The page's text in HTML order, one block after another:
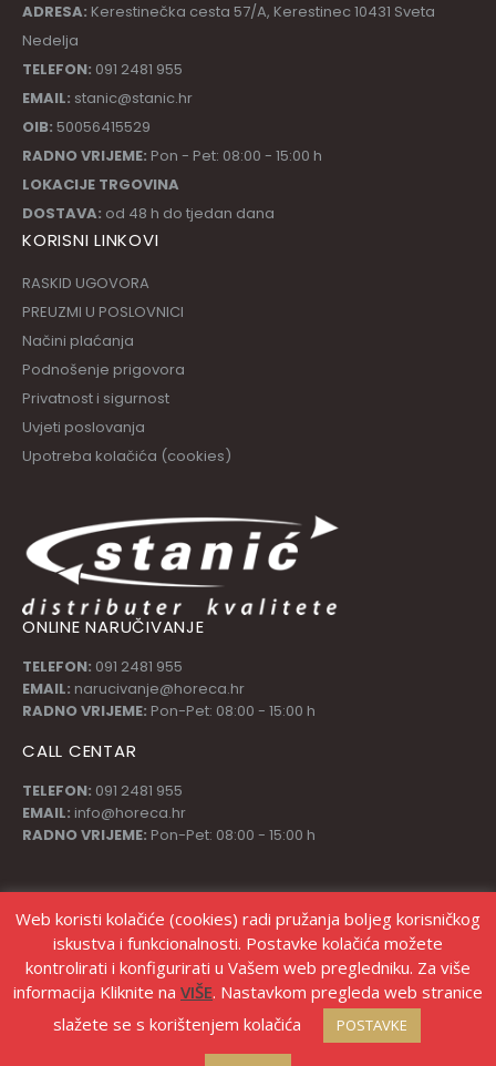
ADRESA: Kerestinečka cesta 57/A, Kerestinec 10431 Sveta
Nedelja
TELEFON: 091 2481 955
EMAIL: stanic@stanic.hr
OIB: 50056415529
RADNO VRIJEME: Pon - Pet: 08:00 - 15:00 h
LOKACIJE TRGOVINA
DOSTAVA: od 48 h do tjedan dana
KORISNI LINKOVI
RASKID UGOVORA
PREUZMI U POSLOVNICI
Načini plaćanja
Podnošenje prigovora
Privatnost i sigurnost
Uvjeti poslovanja
Upotreba kolačića (cookies)
ONLINE NARUČIVANJE
TELEFON: 091 2481 955
EMAIL: narucivanje@horeca.hr
RADNO VRIJEME: Pon-Pet: 08:00 - 15:00 h
CALL CENTAR
TELEFON: 091 2481 955
EMAIL: info@horeca.hr
RADNO VRIJEME: Pon-Pet: 08:00 - 15:00 h
Izrada web shopa Marketing strategije
Web koristi kolačiće (cookies) radi pružanja boljeg korisničkog
iskustva i funkcionalnosti. Postavke kolačića možete
kontrolirati i konfigurirati u Vašem web pregledniku. Za više
informacija Kliknite na VIŠE. Nastavkom pregleda web stranice
slažete se s korištenjem kolačića
POSTAVKE